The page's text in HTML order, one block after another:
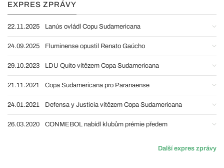
EXPRES ZPRÁVY
22.11.2025 Lanús ovládl Copu Sudamericana
24.09.2025 Fluminense opustil Renato Gaúcho
29.10.2023 LDU Quito vítězem Copa Sudamericana
21.11.2021 Copa Sudamericana pro Paranaense
24.01.2021 Defensa y Justicia vítězem Copa Sudamericana
26.03.2020 CONMEBOL nabídl klubům prémie předem
Další expres zprávy